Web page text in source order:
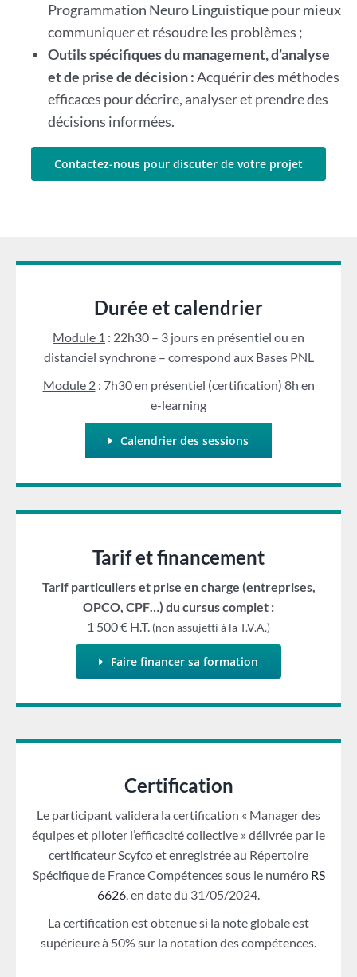
Programmation Neuro Linguistique pour mieux
communiquer et résoudre les problèmes ;
Outils spécifiques du management, d’analyse
et de prise de décision :Acquérir des méthodes
efficaces pour décrire, analyser et prendre des
décisions informées.
Contactez-nous pour discuter de votre projet
Durée et calendrier
Module 1 : 22h30 – 3 jours en présentiel ou en
distanciel synchrone – correspond aux Bases PNL
Module 2: 7h30 en présentiel (certification) 8h en
e-learning
Calendrier des sessions
Tarif et financement
Tarif particuliers et prise en charge (entreprises,
OPCO, CPF…) du cursus complet :
1 500 € H.T. (non assujetti à la T.V.A.)
Faire financer sa formation
Certification
Le participant validera la certification « Manager des
équipes et piloter l’efficacité collective » délivrée par le
certificateur Scyfco et enregistrée au Répertoire
Spécifique de France Compétences sous le numéro RS
6626, en date du 31/05/2024.
La certification est obtenue si la note globale est
supérieure à 50% sur la notation des compétences.